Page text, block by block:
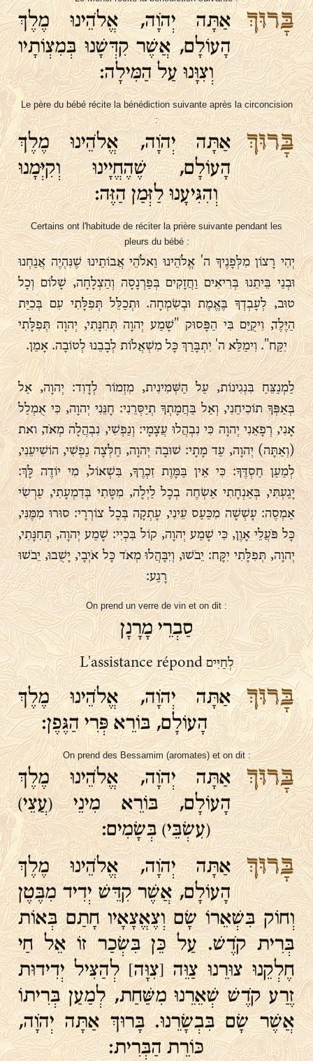
בָּרוּךְאַתָּה יְהֹוָה, אֱלֹהֵינוּ מֶלֶךְ
הָעוֹלָם, אֲשֶׁר קִדְּשָׁנוּ בְּמִצְוֹתָיו
וְצִוָּנוּ עַל הַמִּילָה:
Le père du bébé récite la bénédiction suivante après la circoncision
:
בָּרוּךְאַתָּה יְהֹוָה, אֱלֹהֵינוּ מֶלֶךְ
הָעוֹלָם, שֶׁהֶחֱיָינוּ וְקִיְּמָנוּ
וְהִגִּיעָנוּ לַזְּמַן הַזֶּה:
Certains ont l'habitude de réciter la prière suivante pendant les
pleurs du bébé :
יְהִי רָצוֹן מִלְּפָנֶיךָ ה' אֱלֹהֵינוּ וֵאלֹהֵי אֲבוֹתֵינוּ שֶׁנִּהְיֶה אֲנַחְנוּ
וּבְנֵי בֵּיתֵנוּ בְּרִיאִים וַחֲזָקִים בְּפַרְנָסָה וְהַצְלָחָה, שָׁלוֹם וְכָל
טוּב, לְעָבְדְךָ בֶּאֱמֶת וּבְשִׂמְחָה. וּתְכַלֵּל תְּפִלָּתִי עִם בְּכִיַּת
הַיֶּלֶד, וִיקֻיַּם בִּי הַפָּסוּק "שָׁמַע יְהוָה תְּחִנָּתִי, יְהוָה תְּפִלָּתִי
יִקַּח". וִימַלֵּא ה' יִתְבָּרַךְ כָּל מִשְׁאֲלוֹת לְבָבֵנוּ לְטוֹבָה. אָמֵן.
לַמְנַצֵּחַ בִּנְגִינוֹת, עַל הַשְּׁמִינִית, מִזְמוֹר לְדָוִד: יְהוָה, אַל
בְּאַפְּךָ תוֹכִיחֵנִי, וְאַל בַּחֲמָתְךָ תְיַסְּרֵנִי: חָנֵּנִי יְהוָה, כִּי אֻמְלַל
אָנִי, רְפָאֵנִי יְהוָה כִּי נִבְהֲלוּ עֲצָמָי: וְנַפְשִׁי, נִבְהֲלָה מְאֹד, ואת
(וְאַתָּה) יְהוָה, עַד מָתָי: שׁוּבָה יְהוָה, חַלְּצָה נַפְשִׁי, הוֹשִׁיעֵנִי,
לְמַעַן חַסְדֶּךָ: כִּי אֵין בַּמָּוֶת זִכְרֶךָ, בִּשְׁאוֹל, מִי יוֹדֶה לָּךְ:
יָגַעְתִּי, בְּאַנְחָתִי אַשְׂחֶה בְכָל לַיְלָה, מִטָּתִי בְּדִמְעָתִי, עַרְשִׂי
אַמְסֶה: עָשְׁשָׁה מִכַּעַס עֵינִי, עָתְקָה בְּכָל צוֹרְרָי: סוּרוּ מִמֶּנִּי,
כָּל פֹּעֲלֵי אָוֶן, כִּי שָׁמַע יְהוָה, קוֹל בִּכְיִי: שָׁמַע יְהוָה, תְּחִנָּתִי,
יְהוָה, תְּפִלָּתִי יִקָּח: יֵבֹשׁוּ, וְיִבָּהֲלוּ מְאֹד כָּל אֹיְבָי, יָשֻׁבוּ, יֵבֹשׁוּ
רָגַע:
On prend un verre de vin et on dit :
סַבְרֵי מָרָנָן
לְחַיִּים L'assistance répond
בָּרוּךְאַתָּה יְהֹוָה, אֱלֹהֵינוּ מֶלֶךְ
הָעוֹלָם, בּוֹרֵא פְּרִי הַגֶּפֶן:
On prend des Bessamim (aromates) et on dit :
בָּרוּךְאַתָּה יְהֹוָה, אֱלֹהֵינוּ מֶלֶךְ
הָעוֹלָם, בּוֹרֵא מִינֵי (עֲצֵי)
(עִשְׂבֵּי) בְּשָׂמִים:
בָּרוּךְאַתָּה יְהֹוָה, אֱלֹהֵינוּ מֶלֶךְ
הָעוֹלָם, אֲשֶׁר קִדֵּשׁ יְדִיד מִבֶּטֶן
וְחוֹק בִּשְׁאֵרוֹ שָׂם וְצֶאֱצָאָיו חָתַם בְּאוֹת
בְּרִית קֹדֶשׁ. עַל כֵּן בִּשְׂכַר זוֹ אֵל חַי
חֶלְקֵנוּ צוּרֵנוּ צַוֵּה [צִוָּה] לְהַצִּיל יְדִידוּת
זֶרַע קֹדֶשׁ שְׁאֵרֵנוּ מִשַּׁחַת, לְמַעַן בְּרִיתוֹ
אֲשֶׁר שָׂם בִּבְשָׂרֵנוּ. בָּרוּךְ אַתָּה יְהֹוָה,
כּוֹרֵת הַבְּרִית: